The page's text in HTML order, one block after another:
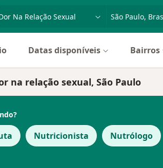
Datas disponíveis Bairros
na relação sexual, São Paulo
Nutricionista Nutrólogo